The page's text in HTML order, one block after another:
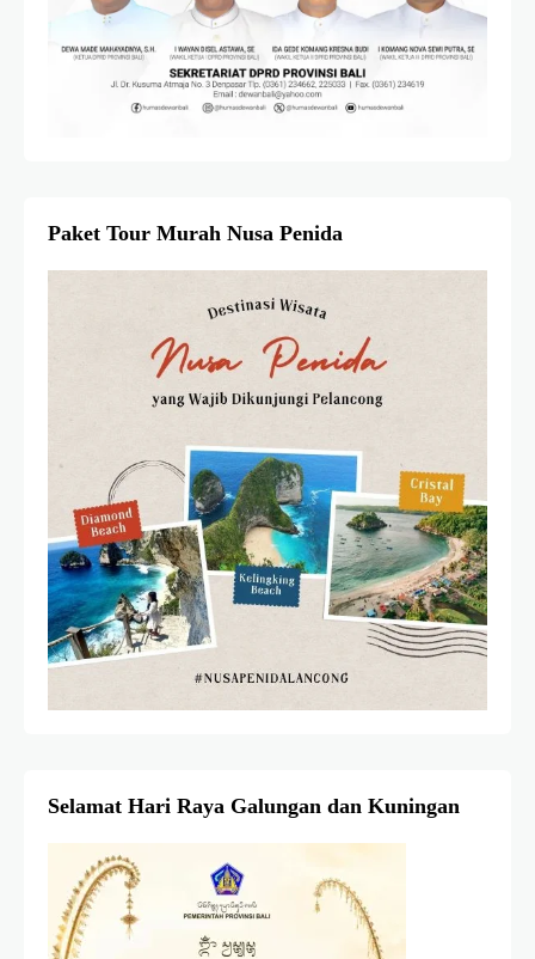
Paket Tour Murah Nusa Penida
Selamat Hari Raya Galungan dan Kuningan